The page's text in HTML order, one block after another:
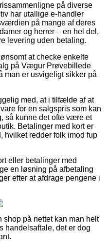
på diverse
har utallige e-handler
på mange af deres
og herrer – en hel del,
levering uden betaling.
at checke enkelte
på Vægur Prøvebillede
man er usvigeligt sikker på
med, at i tilfælde af at
for en salgspris som kan
så kunne det ofte være et
Betalinger med kort er
hvilket redder folk imod fup
eller betalinger med
en løsning på afbetaling
efter at afdrage pengene i
shop på nettet kan man helt
handelsaftale, det er dog